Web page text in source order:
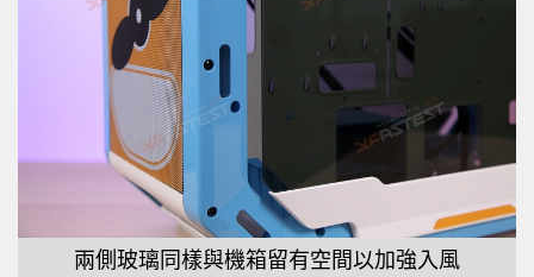
兩側玻璃同樣與機箱留有空間以加強入風